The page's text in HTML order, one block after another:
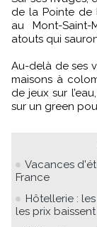
de la Pointe de
au Mont-
atouts qui
Au-delà de ses
maisons à
de jeux sur
sur un green
Vacances
France
Hôtellerie :
les prix baissent